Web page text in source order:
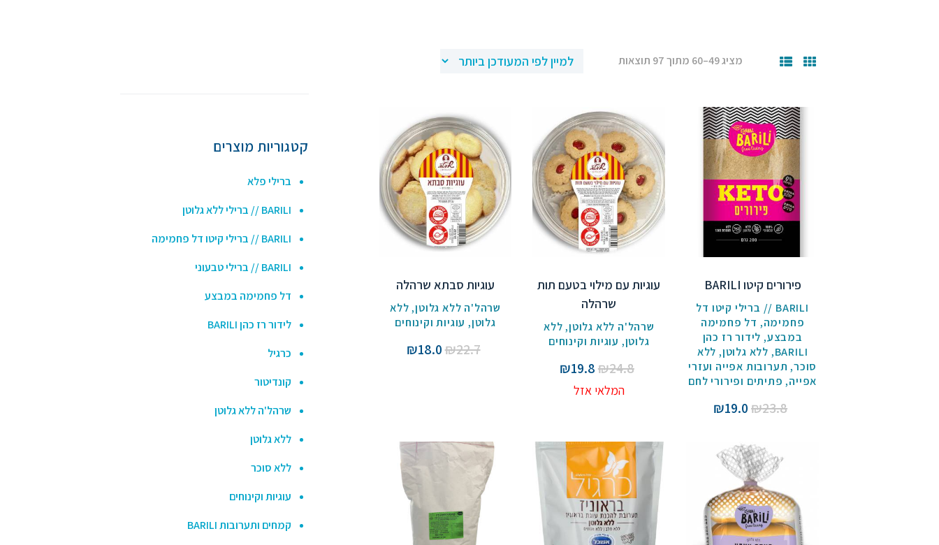
מציג 49–60 מתוך 97 תוצאות
ממוין
ביותר
פירורים קיטו BARILI
BARILI // ברילי קיטו דל
פחמימה, דל פחמימה
במבצע, לידור רז כהן
BARILI
, ללא גלוטן, ללא
סוכר, תערובות אפייה ועזרי
אפייה, פתיתים ופירורי לחם
₪23.8
המחיר
היה:
₪23.8.
₪19.0
המחיר
עוגיות עם מילוי בטעם תות
שרהלה
שרהל'ה ללא גלוטן,ללא
גלוטן, עוגיות וקינוחים
₪24.8
המחיר
המקורי
₪19.8
המלאי אזל
עוגיות סבתא שרהלה
שרהל'ה ללא גלוטן,ללא
גלוטן, עוגיות וקינוחים
₪22.7
המחיר
₪18.0
קטגוריות מוצרים
ברילי פלא
BARILI // ברילי ללא גלוטן
BARILI // ברילי קיטו דל פחמימה
BARILI // ברילי טבעוני
דל פחמימה במבצע
לידור רז כהן BARILI
כרגיל
קונדיטור
שרהל'ה ללא גלוטן
ללא גלוטן
ללא סוכר
עוגיות וקינוחים
קמחים ותערובות BARILI